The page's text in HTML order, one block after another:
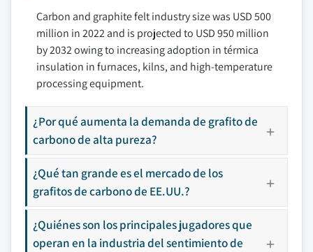
Carbon and graphite felt industry size was USD 500
million in 2022 and is projected to USD 950 million
by 2032 owing to increasing adoption in térmica
insulation in furnaces, kilns, and high-temperature
processing equipment.
¿Por qué aumenta la demanda de grafito de
carbono de alta pureza?
¿Qué tan grande es el mercado de los
grafitos de carbono de EE.UU.?
¿Quiénes son los principales jugadores que
operan en la industria del sentimiento de